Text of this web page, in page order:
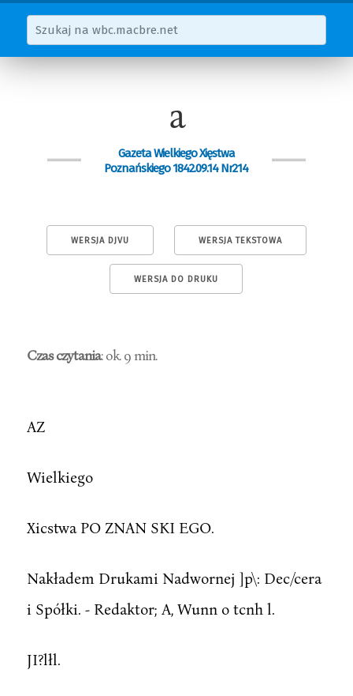
a
Gazeta Wielkiego Xięstwa
Poznańskiego 1842.09.14 Nr214
WERSJA DJVU WERSJA TEKSTOWA
WERSJA DO DRUKU
Czas czytania: ok. 9 min.
AZ
Wielkiego
Xicstwa PO ZNAN SKI EGO.
Nakładem Drukami Nadwornej ]p\: Dec/cera
i Spółki. - Redaktor; A, Wunn o tcnh l.
JI?lłl.